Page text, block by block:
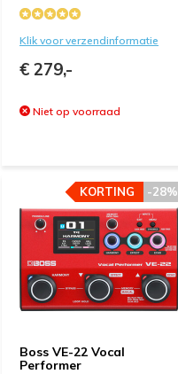
Klik voor verzendinformatie
€ 279,-
Niet op voorraad
Boss VE-22 Vocal
Performer
-28%
KORTING -28%
KORTING